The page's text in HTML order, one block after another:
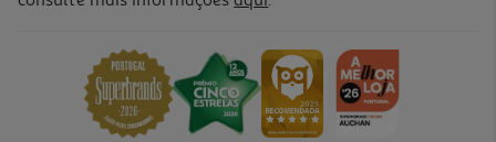
Det. Loiça Máq. Finish Quantum Regular 77p
13,99 €